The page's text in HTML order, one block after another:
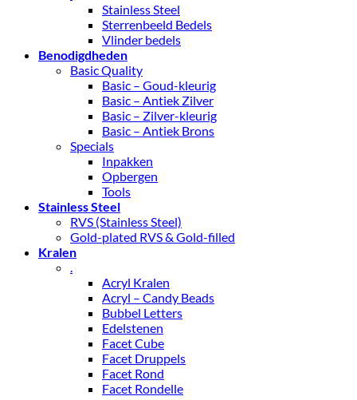
Stainless Steel
Sterrenbeeld Bedels
Vlinder bedels
Benodigdheden
Basic Quality
Basic – Goud-kleurig
Basic – Antiek Zilver
Basic – Zilver-kleurig
Basic – Antiek Brons
Specials
Inpakken
Opbergen
Tools
Stainless Steel
RVS (Stainless Steel)
Gold-plated RVS & Gold-filled
Kralen
Acryl Kralen
Acryl – Candy Beads
Bubbel Letters
Edelstenen
Facet Cube
Facet Druppels
Facet Rond
Facet Rondelle